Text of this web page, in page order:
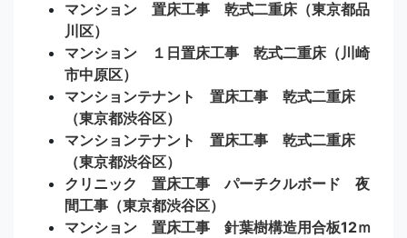
マンション 置床工事 乾式二重床（東京都品
川区）
マンション １日置床工事 乾式二重床（川崎
市中原区）
マンションテナント 置床工事 乾式二重床
（東京都渋谷区）
マンションテナント 置床工事 乾式二重床
（東京都渋谷区）
クリニック 置床工事 パーチクルボード 夜
間工事（東京都渋谷区）
マンション 置床工事 針葉樹構造用合板12ｍ